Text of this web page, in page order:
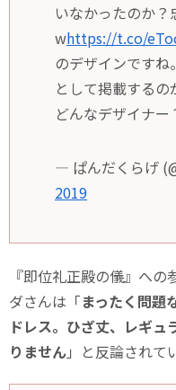
いなかったのか
whttps://t.co/
のデザインですね
として掲載する
どんなデザイナー
— ぱんだくらげ
2019
『即位礼正殿の儀』へ
ダさんは「まったく問題
ドレス。ひざ丈、レギュ
りません」と反論されて